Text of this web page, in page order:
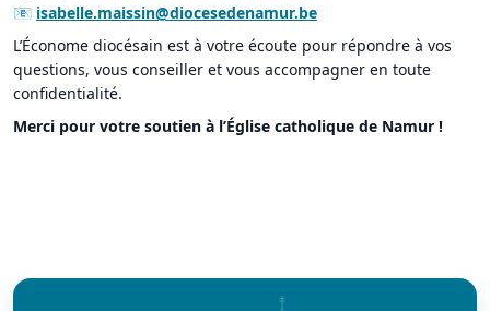
📧 isabelle.maissin@diocesedenamur.be
L’Économe diocésain est à votre écoute pour répondre à vos
questions, vous conseiller et vous accompagner en toute
confidentialité.
Merci pour votre soutien à l’Église catholique de Namur !